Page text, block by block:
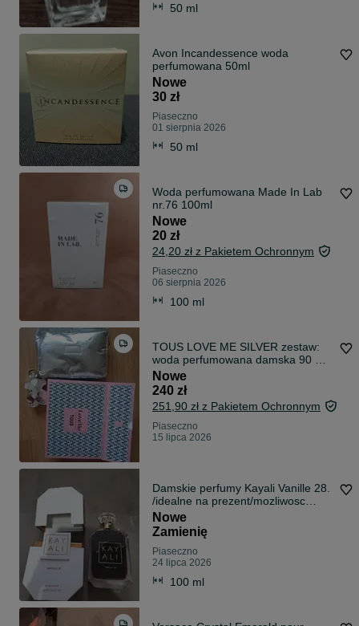
50 ml
Avon Incandessence woda
perfumowana 50ml
Nowe
30 zł
Piaseczno
01 sierpnia 2026
50 ml
Woda perfumowana Made In Lab
nr.76 100ml
Nowe
20 zł
24,20 zł z Pakietem Ochronnym
Piaseczno
06 sierpnia 2026
100 ml
TOUS LOVE ME SILVER zestaw:
woda perfumowana damska 90 ml
+ kosmetyczka
Nowe
240 zł
251,90 zł z Pakietem Ochronnym
Piaseczno
15 lipca 2026
Damskie perfumy Kayali Vanille 28.
/idealne na prezent/mozliwosc
zamiany/POLECAM
Nowe
Zamienię
Piaseczno
24 lipca 2026
100 ml